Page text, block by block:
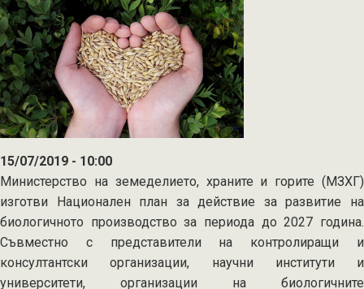
11
„Биологично
земеделие“
15/07/2019 - 10:00
Министерство на земеделието, храните и горите (МЗХГ)
изготви Национален план за действие за развитие на
биологичното производство за периода до 2027 година.
Съвместно с представители на контролиращи и
консултантски организации, научни институти и
университети, организации на биологичните